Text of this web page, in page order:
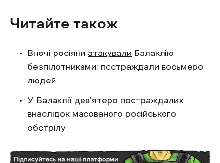
Читайте також
Вночі росіяни атакували Балаклію
безпілотниками: постраждали восьмеро
людей
У Балаклії дев’ятеро постраждалих
внаслідок масованого російського
обстрілу